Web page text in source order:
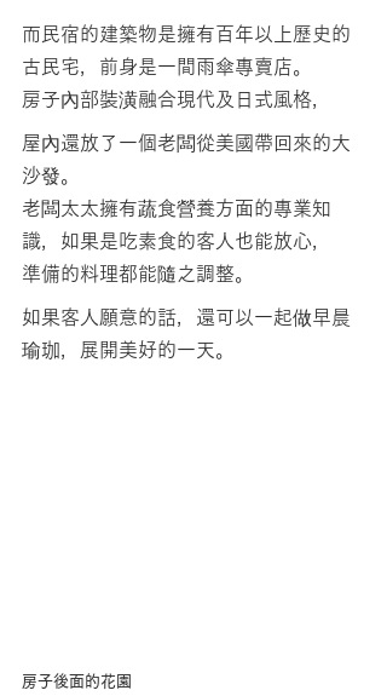
而民宿的建築物是擁有百年以上歷史的
古民宅，前身是一間雨傘專賣店。
房子內部裝潢融合現代及日式風格，
屋內還放了一個老闆從美國帶回來的大
沙發。
老闆太太擁有蔬食營養方面的專業知
識，如果是吃素食的客人也能放心，
準備的料理都能隨之調整。
如果客人願意的話，還可以一起做早晨
瑜珈，展開美好的一天。
房子後面的花園